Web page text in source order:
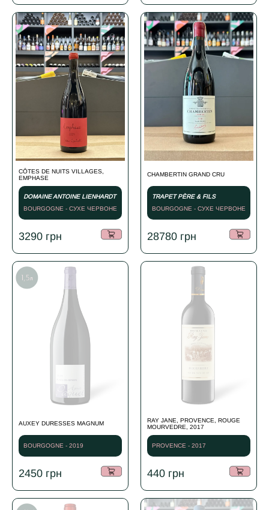
CÔTES DE NUITS VILLAGES,
EMPHASE
DOMAINE ANTOINE LIENHARDT
BOURGOGNE - СУХЕ ЧЕРВОНЕ
- 2024
3290 грн
CHAMBERTIN GRAND CRU
TRAPET PÈRE & FILS
BOURGOGNE - СУХЕ ЧЕРВОНЕ
- 2018
28780 грн
AUXEY DURESSES MAGNUM
BOURGOGNE - 2019
2450 грн
RAY JANE, PROVENCE, ROUGE
MOURVEDRE, 2017
PROVENCE - 2017
440 грн